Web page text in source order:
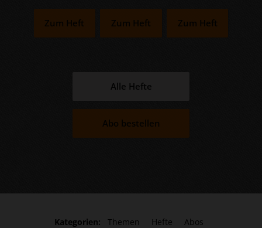
Zum Heft Zum Heft Zum Heft
Alle Hefte
Abo bestellen
Kategorien: Themen Hefte Abos